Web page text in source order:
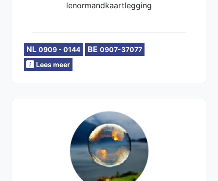
lenormandkaartlegging
NL 0909 - 0144 BE 0907-37077
Lees meer